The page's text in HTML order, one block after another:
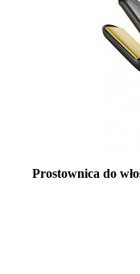
Prostownica do